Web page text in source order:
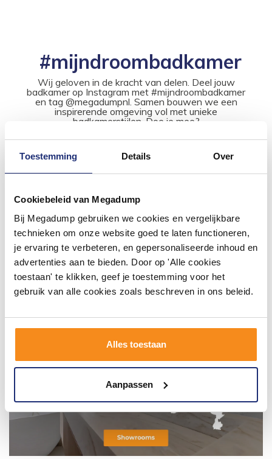
Toestemming Details Over
Cookiebeleid van Megadump
Bij Megadump gebruiken we cookies en vergelijkbare
technieken om onze website goed te laten functioneren,
je ervaring te verbeteren, en gepersonaliseerde inhoud en
advertenties aan te bieden. Door op 'Alle cookies
toestaan' te klikken, geef je toestemming voor het
gebruik van alle cookies zoals beschreven in ons beleid.
Alles toestaan
Aanpassen
#mijndroombadkamer
Wij geloven in de kracht van delen. Deel jouw
badkamer op Instagram met #mijndroombadkamer
en tag @megadumpnl. Samen bouwen we een
inspirerende omgeving vol met unieke
badkamerstijlen. Doe je mee?